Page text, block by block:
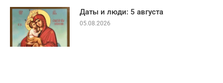
Даты и люди: 5 августа
05.08.2026